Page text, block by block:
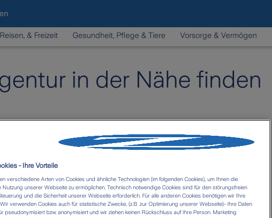
& Freizeit Gesundheit, Pflege & Tiere Vorsorge & Vermögen
in der Nähe finden
- Ihre Vorteile
verschiedene Arten von Cookies und ähnliche Technologien (im folgenden Cookies), um Ihnen die
Nutzung unserer Webseite zu ermöglichen. Technisch notwendige Cookies sind für den störungsfreien
und die Sicherheit unserer Webseite erforderlich. Für alle anderen Cookies benötigen wir Ihre
verwenden Cookies auch für statistische Zwecke, (z.B. zur Optimierung unserer Webseite)- Ihre Daten
pseudonymisiert bzw. anonymisiert und wir ziehen keinen Rückschluss auf Ihre Person. Marketing